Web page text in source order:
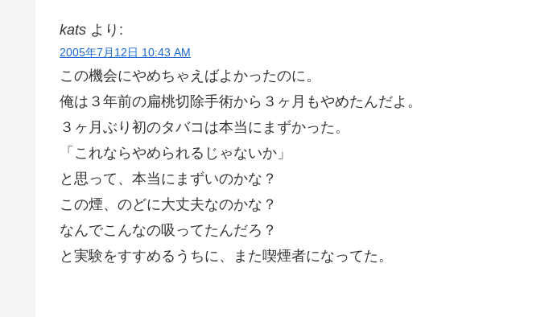
kats より:
2005年7月12日 10:43 AM
この機会にやめちゃえばよかったのに。
俺は３年前の扁桃切除手術から３ヶ月もやめたんだよ。
３ヶ月ぶり初のタバコは本当にまずかった。
「これならやめられるじゃないか」
と思って、本当にまずいのかな？
この煙、のどに大丈夫なのかな？
なんでこんなの吸ってたんだろ？
と実験をすすめるうちに、また喫煙者になってた。